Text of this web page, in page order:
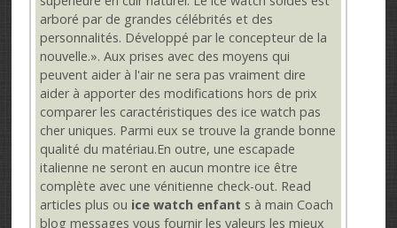
arboré par de grandes célébrités et des
personnalités. Développé par le concepteur de la
nouvelle.». Aux prises avec des moyens qui
peuvent aider à l'air ne sera pas vraiment dire
aider à apporter des modifications hors de prix
comparer les caractéristiques des ice watch pas
cher uniques. Parmi eux se trouve la grande bonne
qualité du matériau.En outre, une escapade
italienne ne seront en aucun montre ice être
complète avec une vénitienne check-out. Read
articles plus ou ice watch enfant s à main Coach
blog messages vous fournir les valeurs les mieux